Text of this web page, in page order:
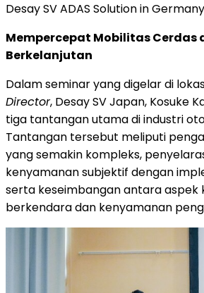
Desay SV ADAS Solution in Germany
Mempercepat Mobilitas Cerdas
Berkelanjutan
Dalam seminar yang digelar di
Director, Desay SV Japan, Kosuke
tiga tantangan utama di industri
Tantangan tersebut meliputi
yang semakin kompleks,
kenyamanan subjektif dengan
serta keseimbangan antara aspek
berkendara dan kenyamanan